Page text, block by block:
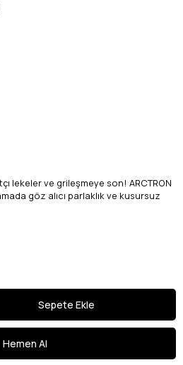
lekeler ve grileşmeye son! ARCTRON
göz alıcı parlaklık ve kusursuz